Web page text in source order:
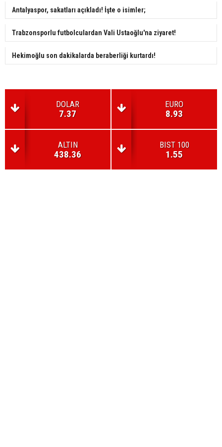
Antalyaspor, sakatları açıkladı! İşte o isimler;
Trabzonsporlu futbolculardan Vali Ustaoğlu'na ziyaret!
Hekimoğlu son dakikalarda beraberliği kurtardı!
DOLAR
7.37
EURO
8.93
ALTIN
438.36
BIST 100
1.55